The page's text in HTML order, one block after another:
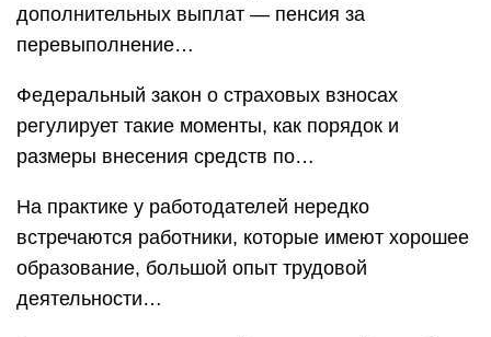
дополнительных выплат — пенсия за
перевыполнение…
Федеральный закон о страховых взносах
регулирует такие моменты, как порядок и
размеры внесения средств по…
На практике у работодателей нередко
встречаются работники, которые имеют хорошее
образование, большой опыт трудовой
деятельности…